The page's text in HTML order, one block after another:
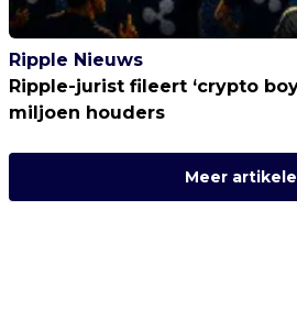
Ripple Nieuws
Ripple-jurist fileert ‘crypto
miljoen houders
Meer